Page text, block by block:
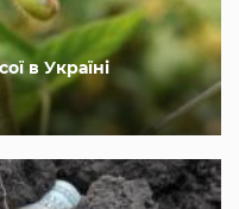
в Україні